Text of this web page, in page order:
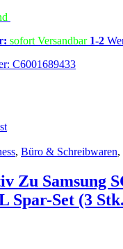
d
sofort Versandbar 1-2
C6001689433
, Büro & Schreibwaren,
Zu Samsung
Spar-Set (3